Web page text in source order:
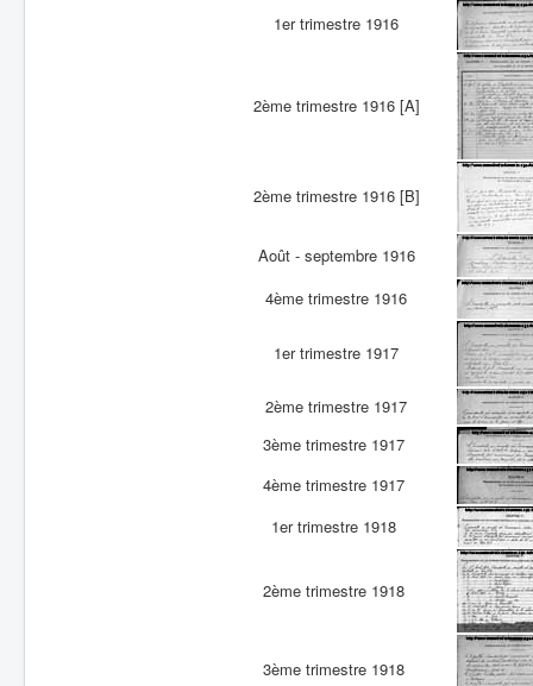
1er trimestre 1916
2ème trimestre 1916 [A]
2ème trimestre 1916 [B]
Août - septembre 1916
4ème trimestre 1916
1er trimestre 1917
2ème trimestre 1917
3ème trimestre 1917
4ème trimestre 1917
1er trimestre 1918
2ème trimestre 1918
3ème trimestre 1918